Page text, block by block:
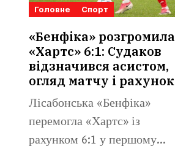
Головне Спорт
«Бенфіка» розгромила
«Хартс» 6:1: Судаков
відзначився асистом,
огляд матчу і рахунок
Лісабонська «Бенфіка»
перемогла «Хартс» із
рахунком 6:1 у першому